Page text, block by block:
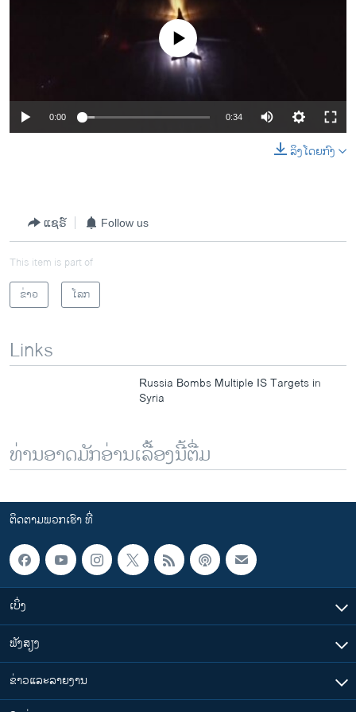
No media source currently available
0:00 0:34
ລິງໂດຍກົງ
ແຊຣ໌ Follow us
This item is part of
ຂ່າວ
ໂລກ
Links
Russia Bombs Multiple IS Targets in
Syria
ທ່ານອາດມັກອ່ານເລື້ອງນີ້ຕື່ມ
ຕິດຕາມພວກເຮົາ ທີ່
ເບິ່ງ
ຟັງສຽງ
ຂ່າວແລະລາຍງານ